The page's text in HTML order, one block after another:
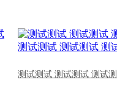
测试测试 测试测试 测试